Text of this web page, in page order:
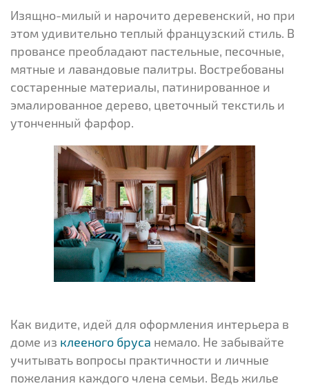
Изящно-милый и нарочито деревенский, но при
этом удивительно теплый французский стиль. В
провансе преобладают пастельные, песочные,
мятные и лавандовые палитры. Востребованы
состаренные материалы, патинированное и
эмалированное дерево, цветочный текстиль и
утонченный фарфор.
Как видите, идей для оформления интерьера в
доме из клееного бруса немало. Не забывайте
учитывать вопросы практичности и личные
пожелания каждого члена семьи. Ведь жилье